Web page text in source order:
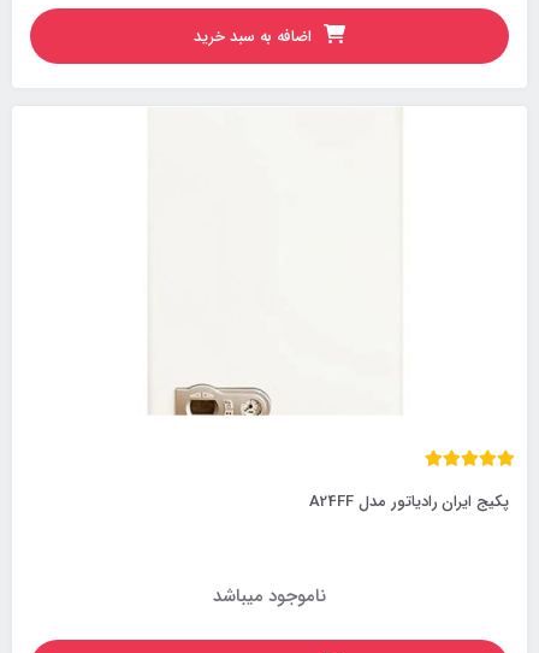
اضافه به سبد خرید
پکیج ایران رادیاتور مدل A24FF
ناموجود میباشد